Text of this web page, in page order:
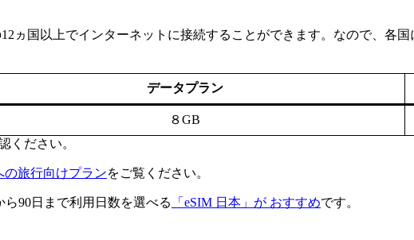
ヵ国以上でインターネットに接続することができます。なので、各
データプラン
８GB
ください。
の旅行向けプランをご覧ください。
90日まで利用日数を選べる 「eSIM 日本」が おすすめです。